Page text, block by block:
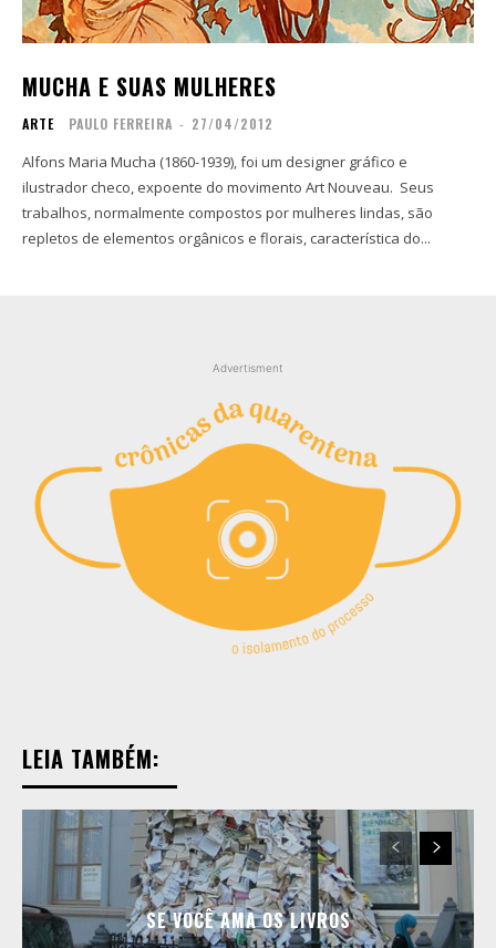
Copyright © 2025 TREVOUS®. Todos os direitos
Copyright © 2025 TREVOUS®. Todos os direitos
MUCHA E SUAS MULHERES
ARTE PAULO FERREIRA - 27/04/2012
Alfons Maria Mucha (1860-1939), foi um designer gráfico e
ilustrador checo, expoente do movimento Art Nouveau. Seus
trabalhos, normalmente compostos por mulheres lindas, são
repletos de elementos orgânicos e florais, característica do...
Advertisment
LEIA TAMBÉM:
SE VOCÊ AMA OS LIVROS